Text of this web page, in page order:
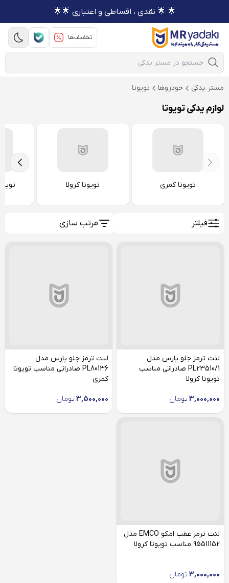
🌟 🌟 نقدی ، اقساطی و اعتباری 🌟🌟
تخفیف‌ها
Mobile Search
مستر یدکی خودروها تویوتا
لوازم یدکی تویوتا
تویوتا کمری تویوتا کرولا
فیلتر مرتب سازی
لنت ترمز جلو پارس مدل
PL23510/1 صادراتی مناسب
تویوتا کرولا
3,000,000 تومان
لنت ترمز جلو پارس مدل
PL80136 صادراتی مناسب تویوتا
کمری
3,500,000 تومان
لنت ترمز عقب امکو EMCO مدل
95511152 مناسب تویوتا کرولا
3,000,000 تومان